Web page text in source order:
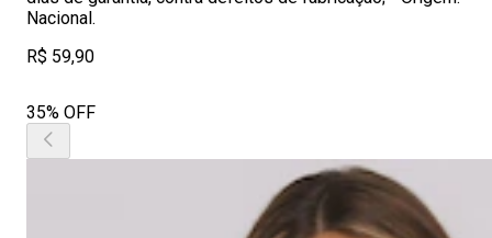
Nacional.
R$ 59,90
35% OFF